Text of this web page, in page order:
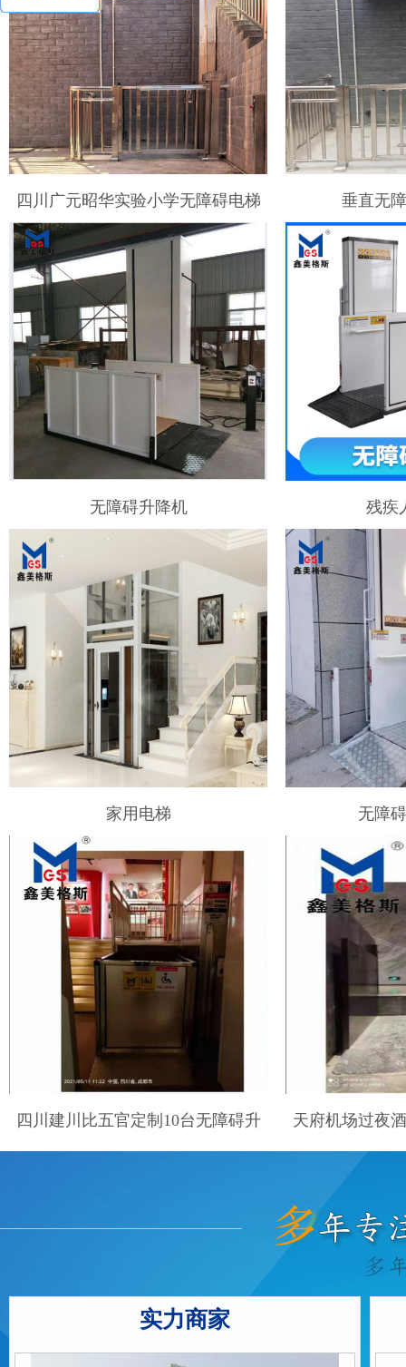
四川广元昭华实验小学无障碍电梯 垂直无
无障碍升降机 残疾
家用电梯 无障
四川建川比五官定制10台无障碍升
天府机场过夜
实力商家